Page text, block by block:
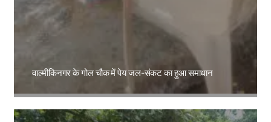
वाल्मीकिनगर के गोल चौक में पेय जल-संकट का हुआ समाधान